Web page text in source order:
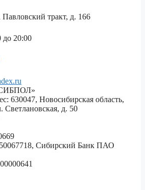
Павловский тракт, д. 166
до 20:00
630047, Новосибирская область,
Светлановская, д. 50
Сибирский Банк ПАО